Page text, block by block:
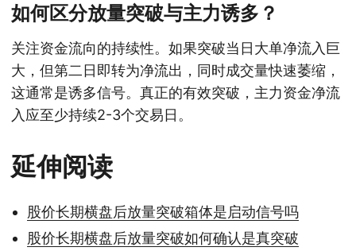
如何区分放量突破与主力诱多？
关注资金流向的持续性。如果突破当日大单净流入巨
大，但第二日即转为净流出，同时成交量快速萎缩，
这通常是诱多信号。真正的有效突破，主力资金净流
入应至少持续2-3个交易日。
延伸阅读
股价长期横盘后放量突破箱体是启动信号吗
股价长期横盘后放量突破如何确认是真突破